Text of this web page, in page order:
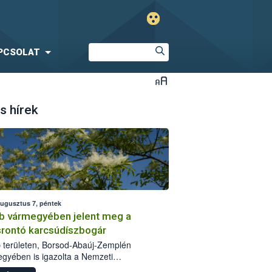
hírek
7, péntek
vármegyében jelent meg a
karcsúdíszbogár
területen, Borsod-Abaúj-Zemplén
is igazolta a Nemzeti
biztonsági Hivatal (Nébih) a